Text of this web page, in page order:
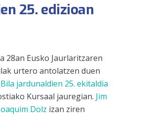
25. edizioan
28an Eusko Jaurlaritzaren
urtero antolatzen duen
jardunaldien 25. ekitaldia
Kursaal jauregian. Jim
Dolz izan ziren